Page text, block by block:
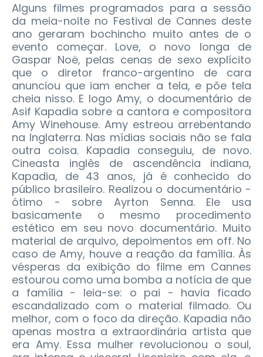
Alguns filmes programados para a sessão
da meia-noite no Festival de Cannes deste
ano geraram bochincho muito antes de o
evento começar. Love, o novo longa de
Gaspar Noë, pelas cenas de sexo explícito
que o diretor franco-argentino de cara
anunciou que iam encher a tela, e põe tela
cheia nisso. E logo Amy, o documentário de
Asif Kapadia sobre a cantora e compositora
Amy Winehouse. Amy estreou arrebentando
na Inglaterra. Nas mídias sociais não se fala
outra coisa. Kapadia conseguiu, de novo.
Cineasta inglês de ascendência indiana,
Kapadia, de 43 anos, já é conhecido do
público brasileiro. Realizou o documentário -
ótimo - sobre Ayrton Senna. Ele usa
basicamente o mesmo procedimento
estético em seu novo documentário. Muito
material de arquivo, depoimentos em off. No
caso de Amy, houve a reação da família. Às
vésperas da exibição do filme em Cannes
estourou como uma bomba a notícia de que
a família - leia-se: o pai - havia ficado
escandalizado com o material filmado. Ou
melhor, com o foco da direção. Kapadia não
apenas mostra a extraordinária artista que
era Amy. Essa mulher revolucionou o soul,